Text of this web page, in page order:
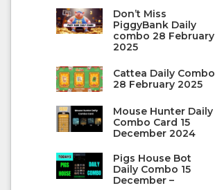
Don’t Miss
PiggyBank Daily
combo 28 February
2025
Cattea Daily Combo
28 February 2025
Mouse Hunter Daily
Combo Card 15
December 2024
Pigs House Bot
Daily Combo 15
December –